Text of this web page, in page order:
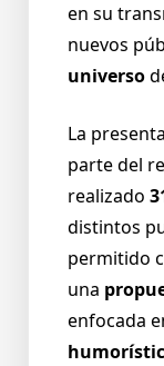
en su
nuevos
universo
La
parte del
realizado
distintos
permitido
una
enfocada